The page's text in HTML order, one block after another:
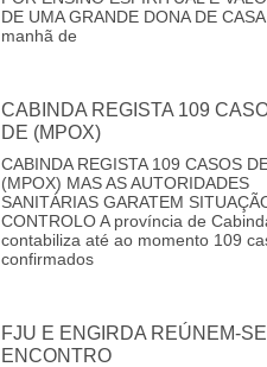
DE UMA GRANDE DONA DE CASA
manhã de
CABINDA REGISTA 109
DE (MPOX)
CABINDA REGISTA 109 CASOS
(MPOX) MAS AS AUTORIDADES
SANITÁRIAS GARATEM
CONTROLO A província de
contabiliza até ao momento 109
confirmados
FJU E ENGIRDA REÚNEM-
ENCONTRO